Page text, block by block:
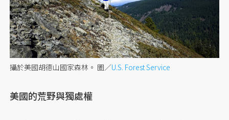
攝於美國胡德山國家森林。 圖／U.S. Forest Service
美國的荒野與獨處權